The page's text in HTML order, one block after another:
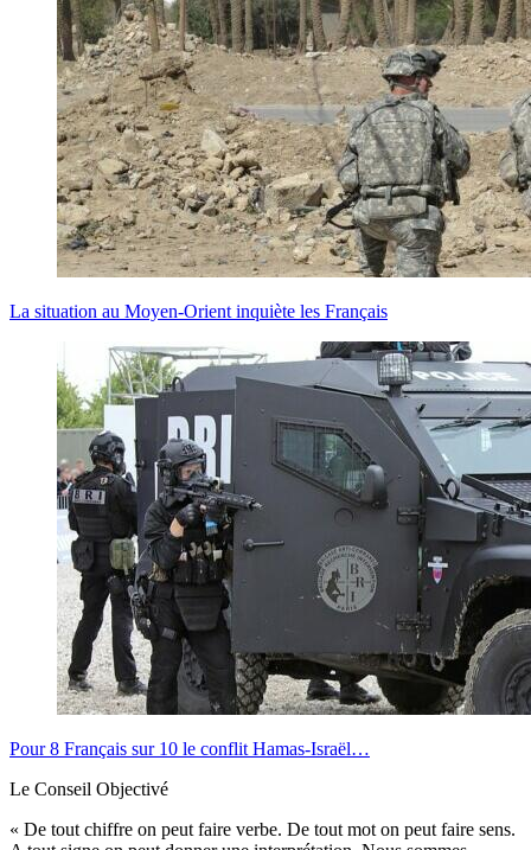
La situation au Moyen-Orient inquiète les Français
Pour 8 Français sur 10 le conflit Hamas-Israël…
Le Conseil Objectivé
« De tout chiffre on peut faire verbe. De tout mot on peut faire sens.